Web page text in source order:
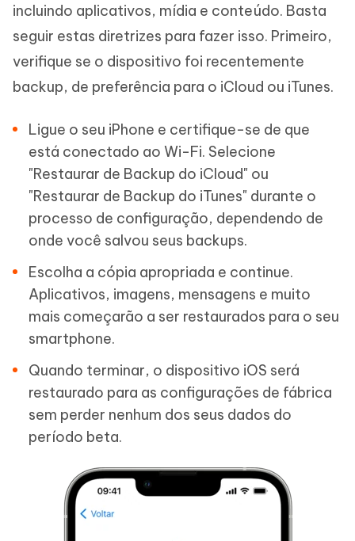
incluindo aplicativos, mídia e conteúdo. Basta
seguir estas diretrizes para fazer isso. Primeiro,
verifique se o dispositivo foi recentemente
backup, de preferência para o iCloud ou iTunes.
Ligue o seu iPhone e certifique-se de que
está conectado ao Wi-Fi. Selecione
"Restaurar de Backup do iCloud" ou
"Restaurar de Backup do iTunes" durante o
processo de configuração, dependendo de
onde você salvou seus backups.
Escolha a cópia apropriada e continue.
Aplicativos, imagens, mensagens e muito
mais começarão a ser restaurados para o seu
smartphone.
Quando terminar, o dispositivo iOS será
restaurado para as configurações de fábrica
sem perder nenhum dos seus dados do
período beta.